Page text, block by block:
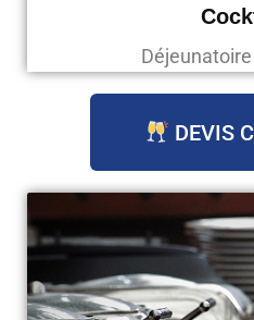
DEVIS